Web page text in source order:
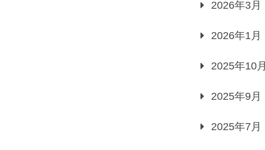
2026年3月
2026年1月
2025年10月
2025年9月
2025年7月